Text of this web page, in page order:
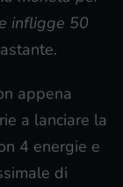
infligge 50
appena
a lanciare la
4 energie e
di